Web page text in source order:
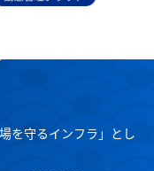
を守るインフラ」とし